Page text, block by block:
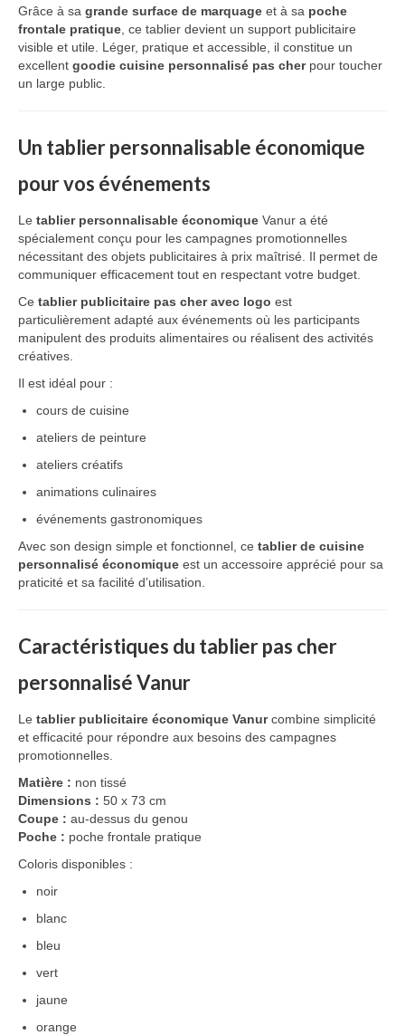
Grâce à sa grande surface de marquage et à sa poche
frontale pratique , ce tablier devient un support publicitaire
visible et utile. Léger, pratique et accessible, il constitue un
excellent goodie cuisine personnalisé pas cherpour toucher
un large public.
Un tablier personnalisable économique
pour vos événements
Le tablier personnalisable économique Vanur a été
spécialement conçu pour les campagnes promotionnelles
nécessitant des objets publicitaires à prix maîtrisé. Il permet de
communiquer efficacement tout en respectant votre budget.
Ce tablier publicitaire pas cher avec logo est
particulièrement adapté aux événements où les participants
manipulent des produits alimentaires ou réalisent des activités
créatives.
Il est idéal pour :
cours de cuisine
ateliers de peinture
ateliers créatifs
animations culinaires
événements gastronomiques
Avec son design simple et fonctionnel, ce tablier de cuisine
personnalisé économique est un accessoire apprécié pour sa
praticité et sa facilité d’utilisation.
Caractéristiques du tablier pas cher
personnalisé Vanur
Le tablier publicitaire économique Vanurcombine simplicité
et efficacité pour répondre aux besoins des campagnes
promotionnelles.
Matière : non tissé
Dimensions : 50 x 73 cm
Coupe : au-dessus du genou
Poche : poche frontale pratique
Coloris disponibles :
noir
blanc
bleu
vert
jaune
orange